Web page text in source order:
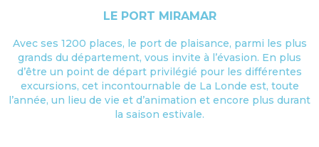
LE PORT MIRAMAR
Avec ses 1200 places, le port de plaisance, parmi les plus
grands du département, vous invite à l’évasion. En plus
d’être un point de départ privilégié pour les différentes
excursions, cet incontournable de La Londe est, toute
l’année, un lieu de vie et d’animation et encore plus durant
la saison estivale.